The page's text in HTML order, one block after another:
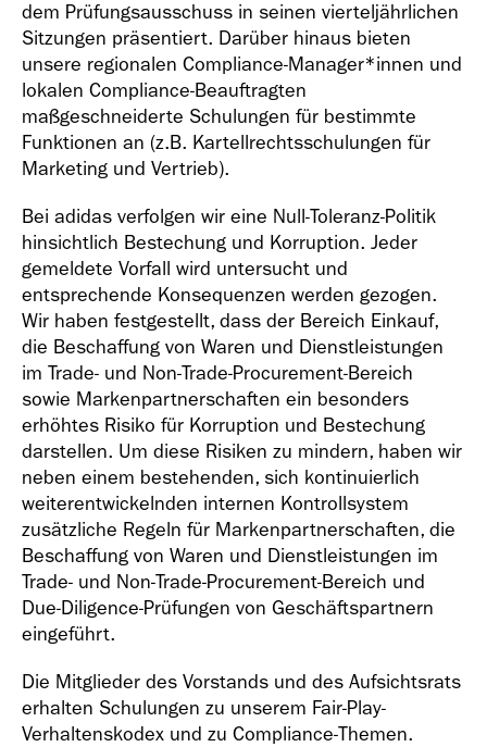
dem Prüfungsausschuss in seinen vierteljährlichen
Sitzungen präsentiert. Darüber hinaus bieten
unsere regionalen Compliance-Manager*innen und
lokalen Compliance-Beauftragten
maßgeschneiderte Schulungen für bestimmte
Funktionen an (z.B. Kartellrechtsschulungen für
Marketing und Vertrieb).
Bei adidas verfolgen wir eine Null-Toleranz-Politik
hinsichtlich Bestechung und Korruption. Jeder
gemeldete Vorfall wird untersucht und
entsprechende Konsequenzen werden gezogen.
Wir haben festgestellt, dass der Bereich Einkauf,
die Beschaffung von Waren und Dienstleistungen
im Trade- und Non-Trade-Procurement-Bereich
sowie Markenpartnerschaften ein besonders
erhöhtes Risiko für Korruption und Bestechung
darstellen. Um diese Risiken zu mindern, haben wir
neben einem bestehenden, sich kontinuierlich
weiterentwickelnden internen Kontrollsystem
zusätzliche Regeln für Markenpartnerschaften, die
Beschaffung von Waren und Dienstleistungen im
Trade- und Non-Trade-Procurement-Bereich und
Due-Diligence-Prüfungen von Geschäftspartnern
eingeführt.
Die Mitglieder des Vorstands und des Aufsichtsrats
erhalten Schulungen zu unserem Fair-Play-
Verhaltenskodex und zu Compliance-Themen.